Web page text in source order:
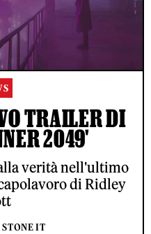
TRAILER DI
2049'
verità nell'ultimo
di Ridley
IT